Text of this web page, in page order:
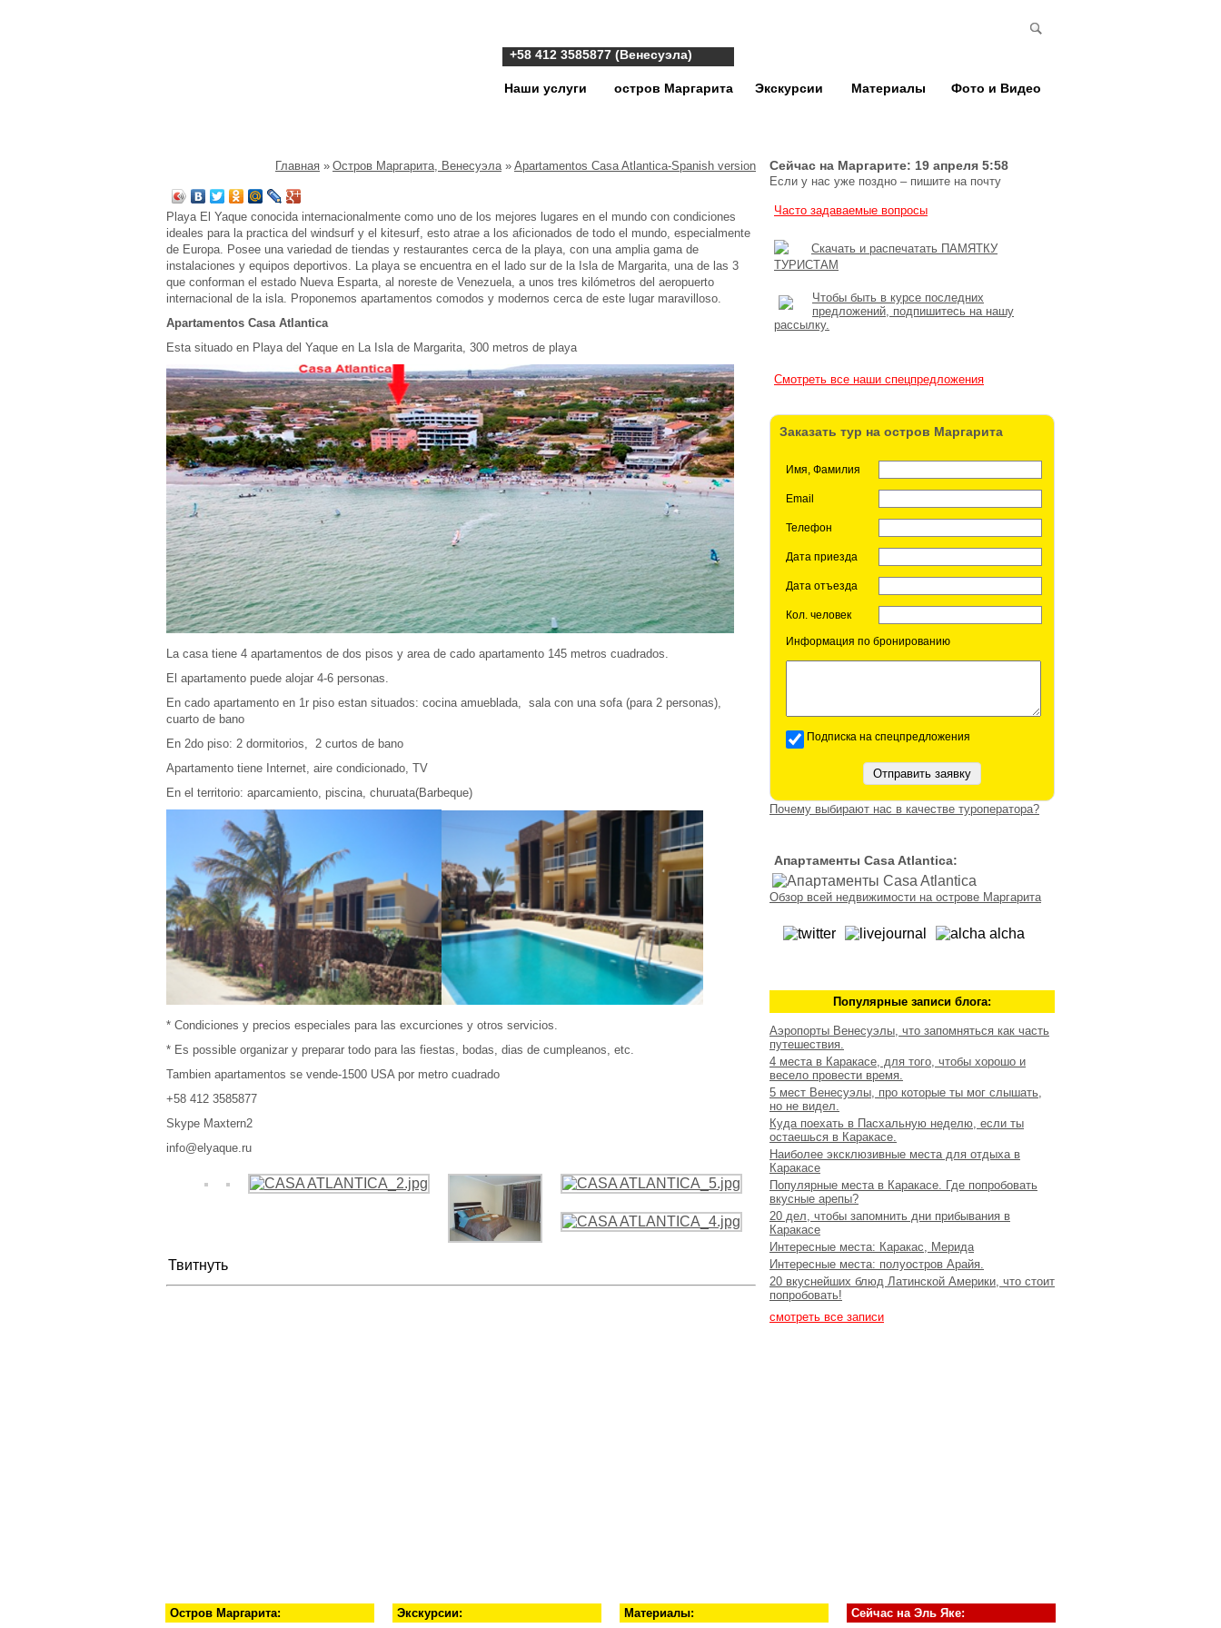
+58 412 3585877 (Венесуэла)
Наши услуги остров Маргарита Экскурсии Материалы Фото и Видео
Главная » Остров Маргарита, Венесуэла » Apartamentos Casa Atlantica-Spanish version
Playa El Yaque conocida internacionalmente como uno de los mejores lugares en el mundo con condiciones
ideales para la practica del windsurf y el kitesurf, esto atrae a los aficionados de todo el mundo, especialmente
de Europa. Posee una variedad de tiendas y restaurantes cerca de la playa, con una amplia gama de
instalaciones y equipos deportivos. La playa se encuentra en el lado sur de la Isla de Margarita, una de las 3
que conforman el estado Nueva Esparta, al noreste de Venezuela, a unos tres kilómetros del aeropuerto
internacional de la isla. Proponemos apartamentos comodos y modernos cerca de este lugar maravilloso.
Apartamentos Casa Atlantica
Esta situado en Playa del Yaque en La Isla de Margarita, 300 metros de playa
La casa tiene 4 apartamentos de dos pisos y area de cado apartamento 145 metros cuadrados.
El apartamento puede alojar 4-6 personas.
En cado apartamento en 1r piso estan situados: cocina amueblada, sala con una sofa (para 2 personas),
cuarto de bano
En 2do piso: 2 dormitorios, 2 curtos de bano
Apartamento tiene Internet, aire condicionado, TV
En el territorio: aparcamiento, piscina, churuata(Barbeque)
* Condiciones y precios especiales para las excurciones y otros servicios.
* Es possible organizar y preparar todo para las fiestas, bodas, dias de cumpleanos, etc.
Tambien apartamentos se vende-1500 USA por metro cuadrado
+58 412 3585877
Skype Maxtern2
info@elyaque.ru
Твитнуть
Сейчас на Маргарите: 19 апреля 5:58
Если у нас уже поздно – пишите на почту
Часто задаваемые вопросы
Скачать и распечатать ПАМЯТКУ
ТУРИСТАМ
Чтобы быть в курсе последних
предложений, подпишитесь на нашу
рассылку.
Смотреть все наши спецпредложения
Заказать тур на остров Маргарита
Имя, Фамилия
Email
Телефон
Дата приезда
Дата отъезда
Кол. человек
Информация по бронированию
Подписка на спецпредложения
Почему выбирают нас в качестве туроператора?
Апартаменты Casa Atlantica:
Обзор всей недвижимости на острове Маргарита
Популярные записи блога:
Аэропорты Венесуэлы, что запомняться как часть
путешествия.
4 места в Каракасе, для того, чтобы хорошо и
весело провести время.
5 мест Венесуэлы, про которые ты мог слышать,
но не видел.
Куда поехать в Пасхальную неделю, если ты
остаешься в Каракасе.
Наиболее эксклюзивные места для отдыха в
Каракасе
Популярные места в Каракасе. Где попробовать
вкусные арепы?
20 дел, чтобы запомнить дни прибывания в
Каракасе
Интересные места: Каракас, Мерида
Интересные места: полуостров Арайя.
20 вкуснейших блюд Латинской Америки, что стоит
попробовать!
смотреть все записи
Остров Маргарита: Экскурсии: Материалы: Сейчас на Эль Яке: